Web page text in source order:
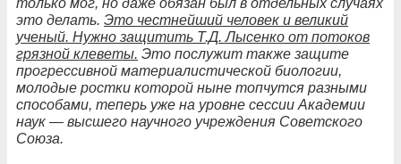
это делать. Это честнейший человек и великий
ученый. Нужно защитить Т.Д. Лысенко от потоков
грязной клеветы. Это послужит также защите
прогрессивной материалистической биологии,
молодые ростки которой ныне топчутся разными
способами, теперь уже на уровне сессии Академии
наук — высшего научного учреждения Советского
Союза.